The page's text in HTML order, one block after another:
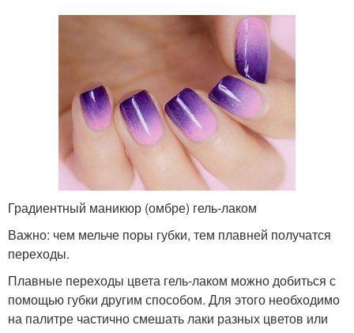
Градиентный маникюр (омбре) гель-лаком
Важно: чем мельче поры губки, тем плавней получатся
переходы.
Плавные переходы цвета гель-лаком можно добиться с
помощью губки другим способом. Для этого необходимо
на палитре частично смешать лаки разных цветов или